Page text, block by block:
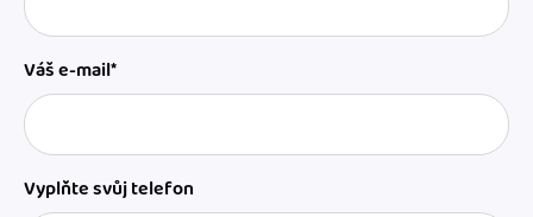
Váš e-mail*
Vyplňte svůj telefon